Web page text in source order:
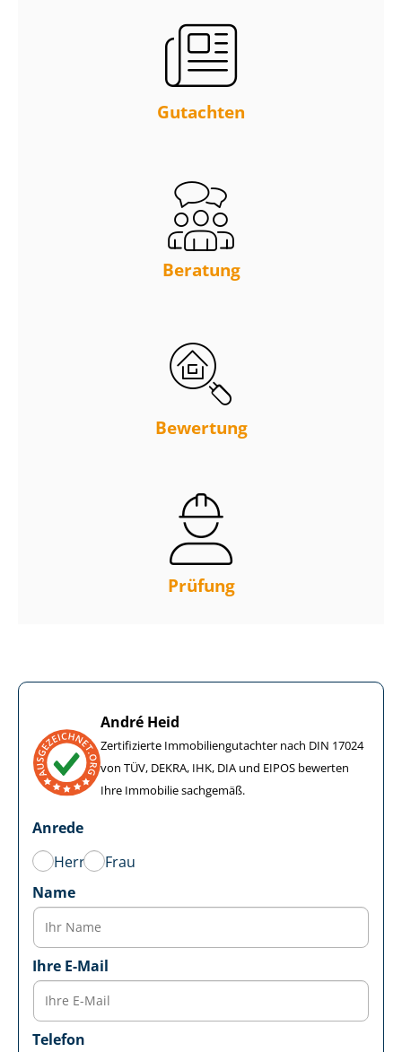
Gutachten
Beratung
Bewertung
Prüfung
André Heid
Zertifizierte Im­mo­bi­li­en­gut­ach­ter nach DIN 17024
von TÜV, DEKRA, IHK, DIA und EIPOS bewerten
Ihre Immobilie sachgemäß.
Anrede
Herr
Frau
Name
Ihre E-Mail
Telefon